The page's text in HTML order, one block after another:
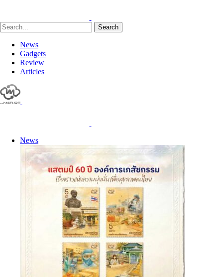
Search
News
Gadgets
Review
Articles
News